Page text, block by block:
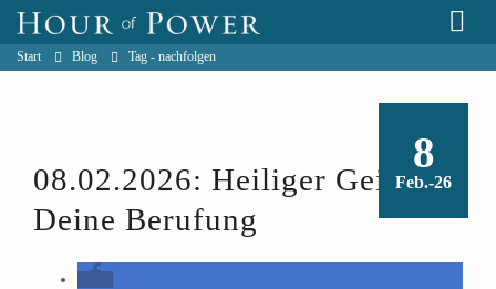
Start Blog Tag - nachfolgen
8
Feb.-26
08.02.2026: Heiliger Geist:
Deine Berufung